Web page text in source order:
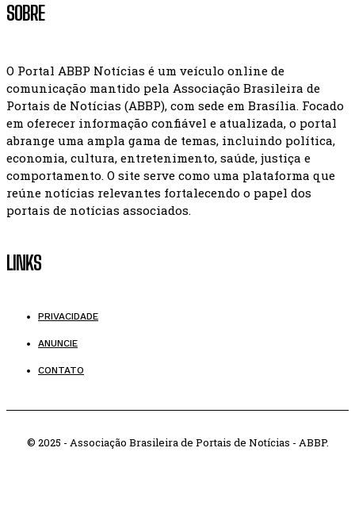
SOBRE
O Portal ABBP Notícias é um veículo online de
comunicação mantido pela Associação Brasileira de
Portais de Notícias (ABBP), com sede em Brasília. Focado
em oferecer informação confiável e atualizada, o portal
abrange uma ampla gama de temas, incluindo política,
economia, cultura, entretenimento, saúde, justiça e
comportamento. O site serve como uma plataforma que
reúne notícias relevantes fortalecendo o papel dos
portais de notícias associados.
LINKS
PRIVACIDADE
ANUNCIE
CONTATO
© 2025 - Associação Brasileira de Portais de Notícias - ABBP.